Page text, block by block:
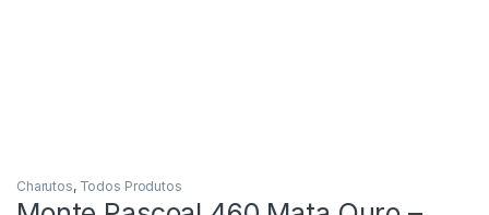
Charutos, Todos Produtos